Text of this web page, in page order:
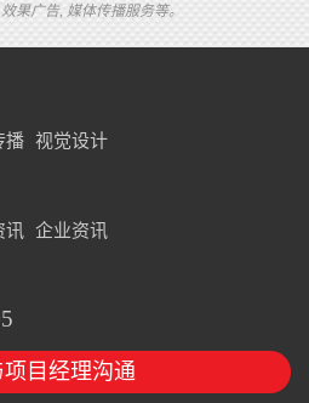
果广告, 媒体传播服务等。
播 视觉设计
讯 企业资讯
项目经理沟通